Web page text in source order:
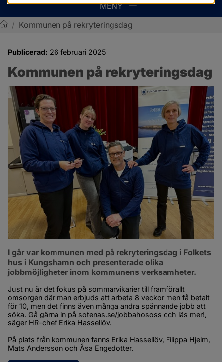
MENY
/ Kommunen på rekryteringsdag
Publicerad: 26 februari 2025
Kommunen på rekryteringsdag
I går var kommunen med på rekryteringsdag i Folkets
hus i Kungshamn och presenterade olika
jobbmöjligheter inom kommunens verksamheter.
Just nu är det fokus på sommarvikarier till framförallt
omsorgen där man erbjuds att arbeta 8 veckor men få betalt
för 10, men det finns även många andra spännande jobb att
söka. Gå gärna in på sotenas.se/jobbahososs och läs mer!,
säger HR-chef Erika Hassellöv.
På plats från kommunen fanns Erika Hassellöv, Filippa Hjelm,
Mats Andersson och Åsa Engedotter.